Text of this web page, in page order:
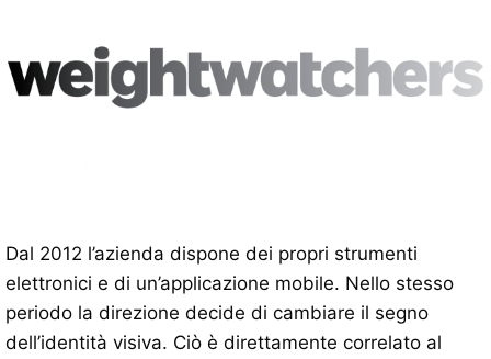
Dal 2012 l’azienda dispone dei propri strumenti
elettronici e di un’applicazione mobile. Nello stesso
periodo la direzione decide di cambiare il segno
dell’identità visiva. Ciò è direttamente correlato al